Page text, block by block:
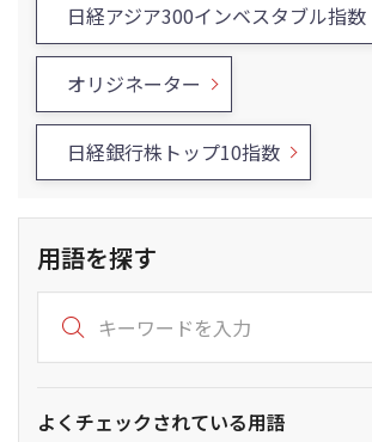
日経アジア300インベスタブル指数
オリジネーター
日経銀行株トップ10指数
用語を探す
よくチェックされている用語